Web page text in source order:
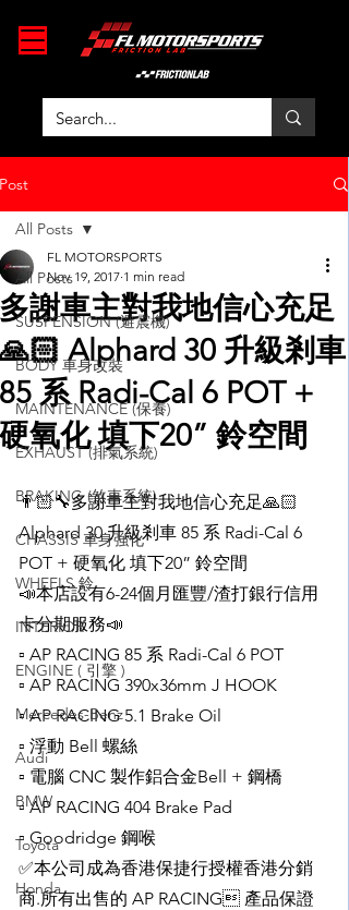
Post
All Posts
SUSPENSION (避震機)
BODY 車身改裝
MAINTENANCE (保養)
EXHAUST (排氣系統)
BRAKING (煞車系統)
CHASSIS 車身強化
WHEELS 鈴
INTERIOR
ENGINE ( 引擎 )
Mercedes-Benz
Audi
BMW
Toyota
Honda
All Posts
多謝車主對我地信心充足
🙏🏻 Alphard 30 升級剎車
85 系 Radi-Cal 6 POT +
硬氧化 填下20” 鈴空間
FL MOTORSPORTS
Nov 19, 2017 1 min read
👨🏻‍🔧多謝車主對我地信心充足🙏🏻
Alphard 30 升級剎車 85 系 Radi-Cal 6
POT + 硬氧化 填下20” 鈴空間
📣本店設有6-24個月匯豐/渣打銀行信用
卡分期服務📣
▫️ AP RACING 85 系 Radi-Cal 6 POT
▫️ AP RACING 390x36mm J HOOK
▫️ AP RACING 5.1 Brake Oil
▫️ 浮動 Bell 螺絲
▫️ 電腦 CNC 製作鋁合金Bell + 鋼橋
▫️ AP RACING 404 Brake Pad
▫️ Goodridge 鋼喉
✅本公司成為香港保捷行授權香港分銷
商.所有出售的 AP RACING 產品保證